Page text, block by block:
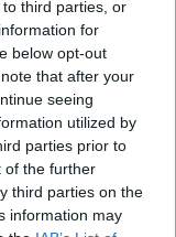
third parties, or
for
below opt-out
that after your
seeing
utilized by
parties prior to
of the further
third parties on the
information may